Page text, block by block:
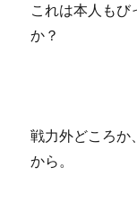
これは本人もび
か？
戦力外どころか
から。